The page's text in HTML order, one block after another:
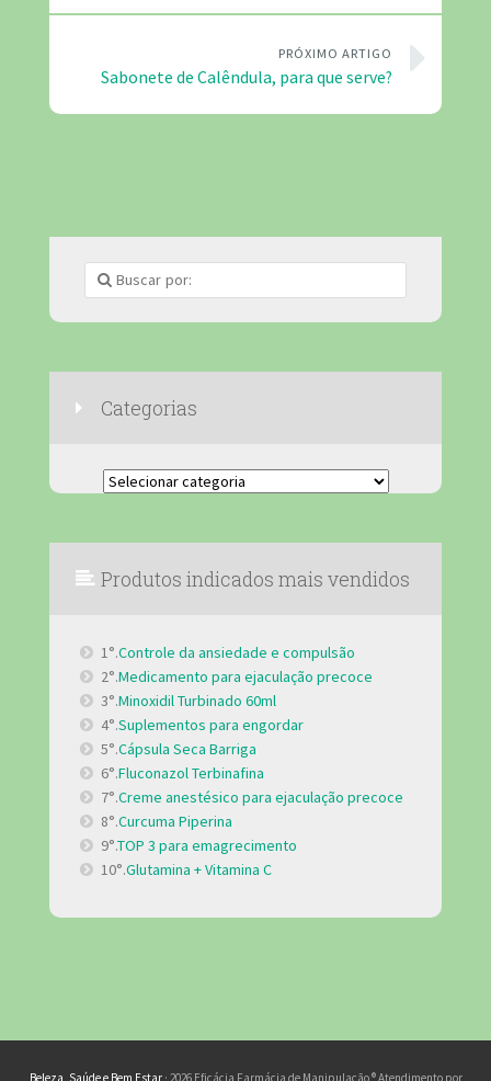
PRÓXIMO ARTIGO
Sabonete de Calêndula, para que serve?
Categorias
Categorias
Produtos indicados mais vendidos
1°.Controle da ansiedade e compulsão
2°.Medicamento para ejaculação precoce
3°.Minoxidil Turbinado 60ml
4°.Suplementos para engordar
5°.Cápsula Seca Barriga
6°.Fluconazol Terbinafina
7°.Creme anestésico para ejaculação precoce
8°.Curcuma Piperina
9°.TOP 3 para emagrecimento
10°.Glutamina + Vitamina C
Beleza, Saúde e Bem Estar· 2026 Eficácia Farmácia de Manipulação ® Atendimento por